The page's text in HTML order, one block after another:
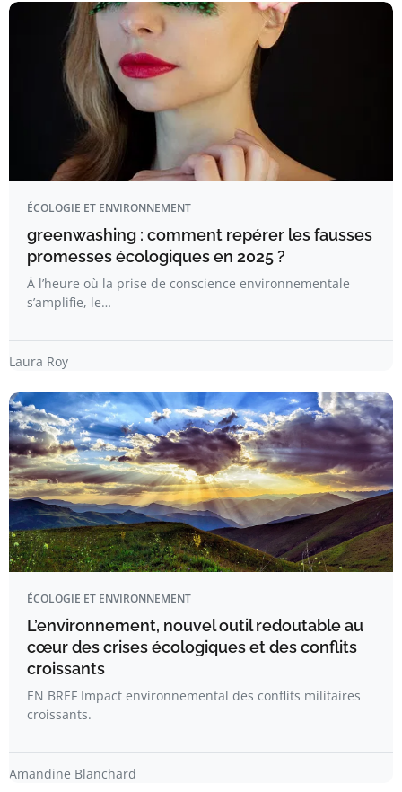
ÉCOLOGIE ET ENVIRONNEMENT
greenwashing : comment repérer les fausses
promesses écologiques en 2025 ?
À l’heure où la prise de conscience environnementale
s’amplifie, le…
Laura Roy
ÉCOLOGIE ET ENVIRONNEMENT
L’environnement, nouvel outil redoutable au
cœur des crises écologiques et des conflits
croissants
EN BREF Impact environnemental des conflits militaires
croissants.
Amandine Blanchard